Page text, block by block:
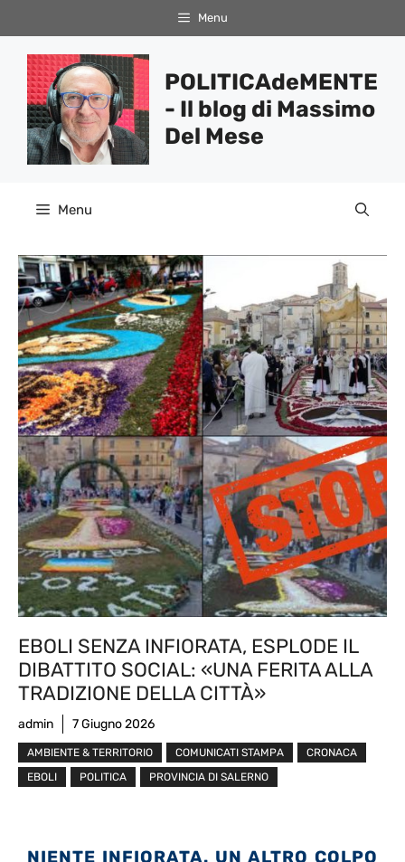
al
contenuto
Menu
POLITICAdeMENTE
- Il blog di Massimo
Del Mese
Menu
EBOLI SENZA INFIORATA, ESPLODE IL
DIBATTITO SOCIAL: «UNA FERITA ALLA
TRADIZIONE DELLA CITTÀ»
admin 7 Giugno 2026
AMBIENTE & TERRITORIO COMUNICATI STAMPA
CRONACA
EBOLI
POLITICA PROVINCIA DI SALERNO
NIENTE INFIORATA. UN ALTRO COLPO